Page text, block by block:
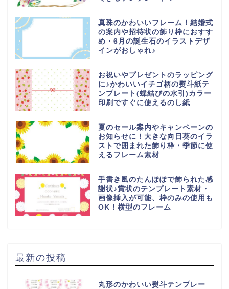
真珠のかわいいフレーム！結婚式
の案内や招待状の飾り枠におすす
め・6月の誕生石のイラストデザ
インがおしゃれ♪
お祝いやプレゼントのラッピング
に♪かわいいイチゴ柄の熨斗紙テ
ンプレート(蝶結びの水引)カラー
印刷ですぐに使えるのし紙
夏のセール案内やキャンペーンの
お知らせに！大きな向日葵のイラ
ストで囲まれた飾り枠・季節に使
えるフレーム素材
手書き風のたんぽぽで飾られた感
謝状♪賞状のテンプレート素材・
画像挿入が可能、枠のみの使用も
OK！横型のフレーム
最新の投稿
丸形のかわいい熨斗テンプレー